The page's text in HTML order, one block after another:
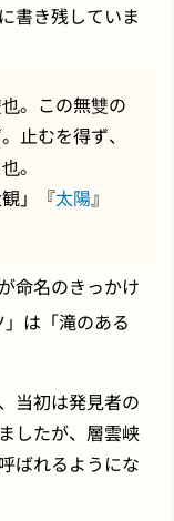
書き残していま
。この無雙の
止むを得ず、
。
」『太陽』
命名のきっかけ
は「滝のある
当初は発見者の
したが、層雲峡
ばれるようにな